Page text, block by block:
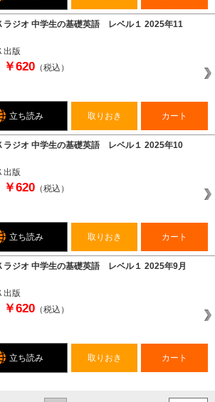
ラジオ 中学生の基礎英語 レベル１ 2025年11
出版
￥620 （税込）
立ち読み 取りおき カート
ラジオ 中学生の基礎英語 レベル１ 2025年10
出版
￥620 （税込）
立ち読み 取りおき カート
ラジオ 中学生の基礎英語 レベル１ 2025年9月
出版
￥620 （税込）
立ち読み 取りおき カート